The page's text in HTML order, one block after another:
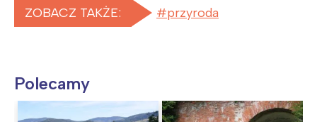
ZOBACZ TAKŻE: przyroda
Polecamy